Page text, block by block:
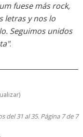
fuese más rock,
letras y nos lo
Seguimos unidos
.
)
del 31 al 35. Página 7 de 7